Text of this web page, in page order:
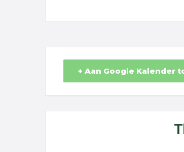
+ Aan Google Kalender